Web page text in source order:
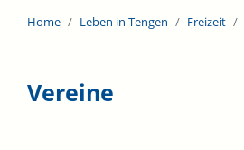
Home Leben in Tengen Freizeit
Vereine